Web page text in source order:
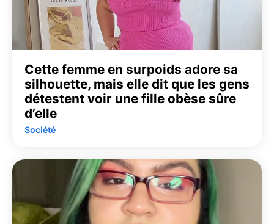
Cette femme en surpoids adore sa
silhouette, mais elle dit que les gens
détestent voir une fille obèse sûre
d’elle
Société